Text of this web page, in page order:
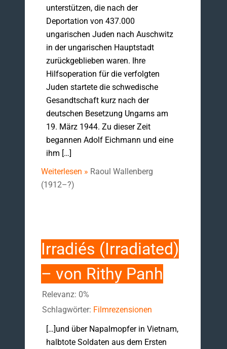
unterstützen, die nach der
Deportation von 437.000
ungarischen Juden nach Auschwitz
in der ungarischen Hauptstadt
zurückgeblieben waren. Ihre
Hilfsoperation für die verfolgten
Juden startete die schwedische
Gesandtschaft kurz nach der
deutschen Besetzung Ungarns am
19. März 1944. Zu dieser Zeit
begannen Adolf Eichmann und eine
ihm […]
Weiterlesen » Raoul Wallenberg
(1912–?)
Irradiés (Irradiated)
– von Rithy Panh
Relevanz: 0%
Schlagwörter: Filmrezensionen
[…]und über Napalmopfer in Vietnam,
halbtote Soldaten aus dem Ersten